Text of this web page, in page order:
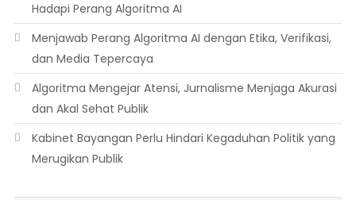
Hadapi Perang Algoritma AI
Menjawab Perang Algoritma AI dengan Etika, Verifikasi,
dan Media Tepercaya
Algoritma Mengejar Atensi, Jurnalisme Menjaga Akurasi
dan Akal Sehat Publik
Kabinet Bayangan Perlu Hindari Kegaduhan Politik yang
Merugikan Publik